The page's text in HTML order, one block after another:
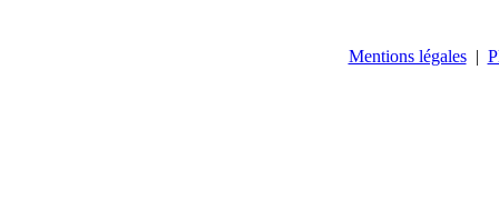
Mentions légales |